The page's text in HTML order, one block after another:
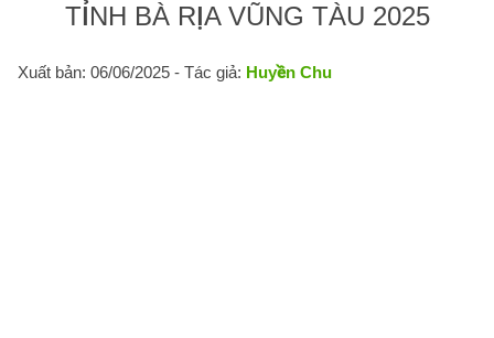
TỈNH BÀ RỊA VŨNG TÀU 2025
Xuất bản: 06/06/2025 - Tác giả: Huyền Chu